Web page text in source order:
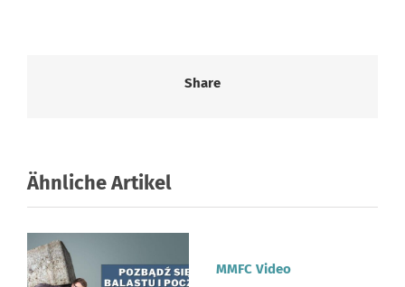
Share
Ähnliche Artikel
MMFC Video